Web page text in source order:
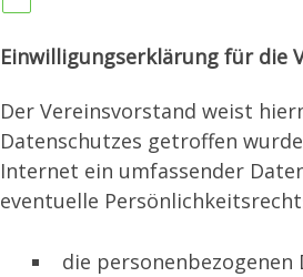
Einwilligungserklärung für die
Der Vereinsvorstand weist
Datenschutzes getroffen
Internet ein umfassender
eventuelle
die